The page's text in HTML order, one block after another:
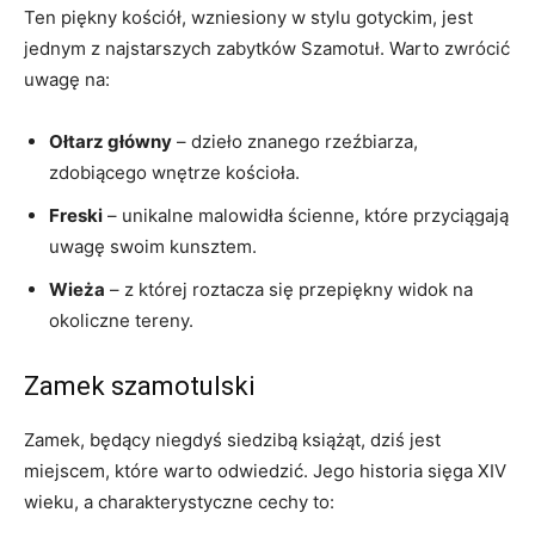
Ten piękny kościół, wzniesiony w stylu gotyckim, jest
jednym z najstarszych zabytków Szamotuł. Warto zwrócić
uwagę na:
Ołtarz główny – dzieło znanego rzeźbiarza,
zdobiącego wnętrze kościoła.
Freski – unikalne malowidła ścienne, które przyciągają
uwagę swoim kunsztem.
Wieża – z której roztacza się przepiękny widok na
okoliczne tereny.
Zamek szamotulski
Zamek, będący niegdyś siedzibą książąt, dziś jest
miejscem, które warto odwiedzić. Jego historia sięga XIV
wieku, a charakterystyczne cechy to: